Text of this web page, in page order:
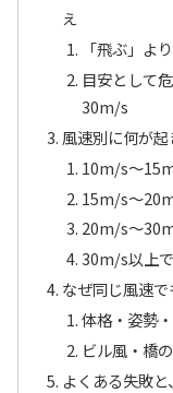
え
「飛ぶ」よ
目安として
30m/s
風速別に何が
10m/s〜
15m/s〜
20m/s〜
30m/s以上
なぜ同じ風速
体格・姿勢
ビル風・橋
よくある失敗